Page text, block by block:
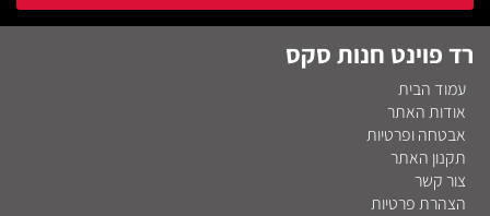
רד פוינט חנות סקס
עמוד הבית
אודות האתר
אבטחה ופרטיות
תקנון האתר
צור קשר
הצהרת פרטיות